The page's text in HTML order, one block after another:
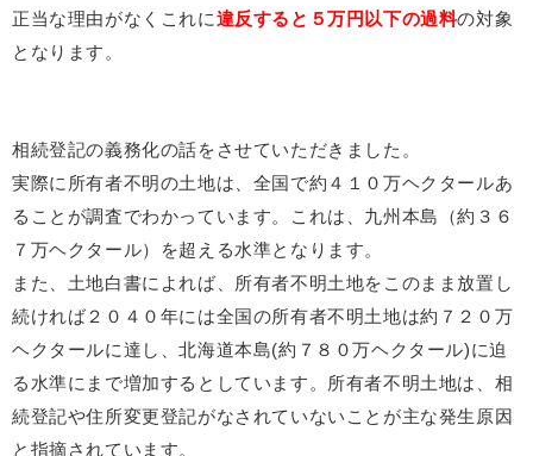
正当な理由がなくこれに違反すると５万円以下の過料の対象
となります。
相続登記の義務化の話をさせていただきました。
実際に所有者不明の土地は、全国で約４１０万ヘクタールあ
ることが調査でわかっています。これは、九州本島（約３６
７万ヘクタール）を超える水準となります。
また、土地白書によれば、所有者不明土地をこのまま放置し
続ければ２０４０年には全国の所有者不明土地は約７２０万
ヘクタールに達し、北海道本島(約７８０万ヘクタール)に迫
る水準にまで増加するとしています。所有者不明土地は、相
続登記や住所変更登記がなされていないことが主な発生原因
と指摘されています。